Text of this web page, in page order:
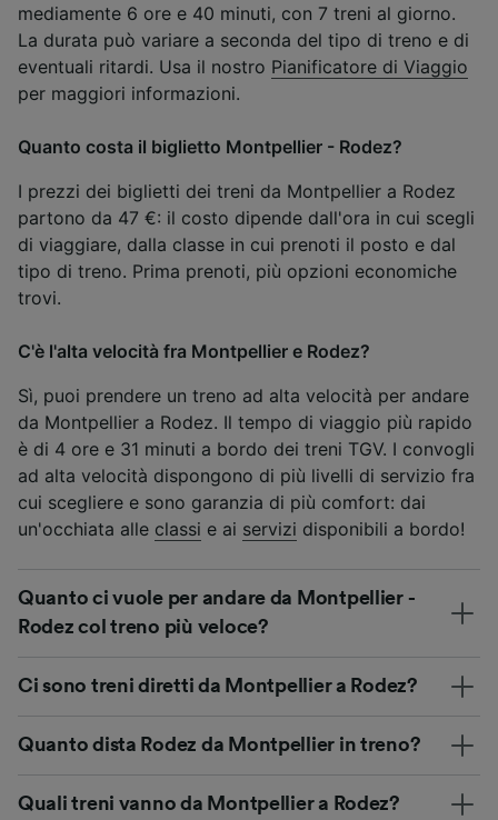
mediamente 6 ore e 40 minuti, con 7 treni al giorno.
La durata può variare a seconda del tipo di treno e di
eventuali ritardi. Usa il nostro Pianificatore di Viaggio
per maggiori informazioni.
Quanto costa il biglietto Montpellier - Rodez?
I prezzi dei biglietti dei treni da Montpellier a Rodez
partono da 47 €: il costo dipende dall'ora in cui scegli
di viaggiare, dalla classe in cui prenoti il posto e dal
tipo di treno. Prima prenoti, più opzioni economiche
trovi.
C'è l'alta velocità fra Montpellier e Rodez?
Sì, puoi prendere un treno ad alta velocità per andare
da Montpellier a Rodez. Il tempo di viaggio più rapido
è di 4 ore e 31 minuti a bordo dei treni TGV. I convogli
ad alta velocità dispongono di più livelli di servizio fra
cui scegliere e sono garanzia di più comfort: dai
un'occhiata alle classi e ai servizi disponibili a bordo!
Quanto ci vuole per andare da Montpellier -
Rodez col treno più veloce?
Ci sono treni diretti da Montpellier a Rodez?
Quanto dista Rodez da Montpellier in treno?
Quali treni vanno da Montpellier a Rodez?